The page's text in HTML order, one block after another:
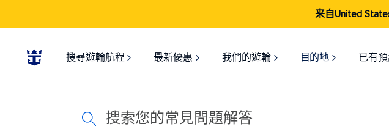
来自United
搜尋遊輪航程 最新優惠 我們的遊輪 目的地 已有
搜索您的常見問題解答